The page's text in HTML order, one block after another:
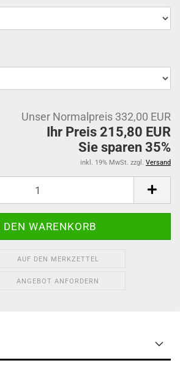
Unser Normalpreis 332,00 EUR
Ihr Preis 215,80 EUR
Sie sparen 35%
inkl. 19% MwSt. zzgl. Versand
AUF DEN MERKZETTEL
ANGEBOT ANFORDERN